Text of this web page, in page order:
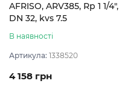
AFRISO, ARV385, Rp 1 1/4",
DN 32, kvs 7.5
В наявності
Артикула: 1338520
4 158 грн